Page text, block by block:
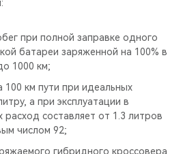
при полной заправке одного
батареи заряженной на 100% в
1000 км;
100 км пути при идеальных
а при эксплуатации в
расход составляет от 1.3 литров
числом 92;
гибридного кроссовера